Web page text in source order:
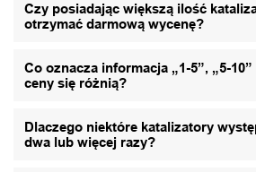
Czy posiadając większą ilość
otrzymać darmową wycenę?
Co oznacza informacja „1-5”, „5-
ceny się różnią?
Dlaczego niektóre katalizatory
dwa lub więcej razy?